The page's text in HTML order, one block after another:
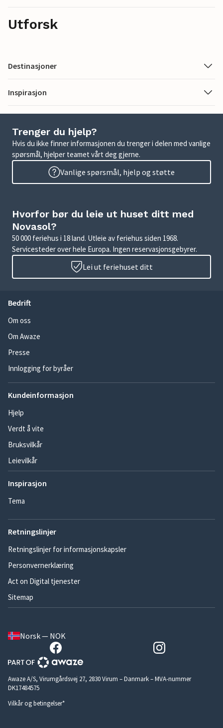
Utforsk
Destinasjoner
Inspirasjon
Trenger du hjelp?
Hvis du ikke finner informasjonen du trenger i delen med vanlige
spørsmål, hjelper teamet vårt deg gjerne.
Vanlige spørsmål, hjelp og støtte
Hvorfor bør du leie ut huset ditt med
Novasol?
50 000 feriehus i 18 land. Utleie av feriehus siden 1968.
Servicesteder over hele Europa. Ingen reservasjonsgebyrer.
Lei ut feriehuset ditt
Bedrift
Om oss
Om Awaze
Presse
Innlogging for byråer
Kundeinformasjon
Hjelp
Verdt å vite
Bruksvilkår
Leievilkår
Inspirasjon
Tema
Retningslinjer
Retningslinjer for informasjonskapsler
Personvernerklæring
Act on Digital tjenester
Sitemap
Norsk — NOK
Awaze A/S, Virumgårdsvej 27, 2830 Virum – Danmark – MVA-nummer
DK17484575
Vilkår og betingelser*